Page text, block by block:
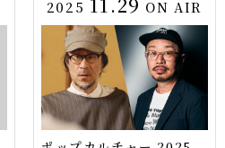
2025 ON AIR